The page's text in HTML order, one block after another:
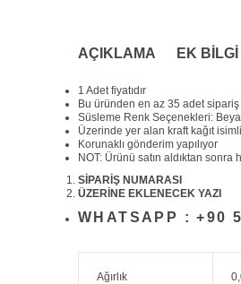
AÇIKLAMA EK BILGI
1 Adet fiyatıdır
Bu üründen en az 35 adet
Süsleme Renk Seçenekleri:
Üzerinde yer alan kraft kağıt
Korunaklı gönderim yapılıyor
NOT: Ürünü satın aldıktan
SİPARİŞ NUMARASI
ÜZERİNE EKLENECEK YAZI
WHATSAPP : +90
Ağırlık